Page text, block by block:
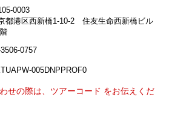
0003
都港区西新橋1-10-2 住友生命西新橋ビル
0757
005DNPPROF0
せの際は、ツアーコード をお伝えくだ